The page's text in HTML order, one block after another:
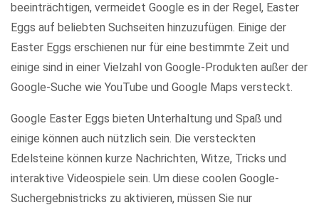
beeinträchtigen, vermeidet Google es in der Regel, Easter
Eggs auf beliebten Suchseiten hinzuzufügen. Einige der
Easter Eggs erschienen nur für eine bestimmte Zeit und
einige sind in einer Vielzahl von Google-Produkten außer der
Google-Suche wie YouTube und Google Maps versteckt.
Google Easter Eggs bieten Unterhaltung und Spaß und
einige können auch nützlich sein. Die versteckten
Edelsteine können kurze Nachrichten, Witze, Tricks und
interaktive Videospiele sein. Um diese coolen Google-
Suchergebnistricks zu aktivieren, müssen Sie nur